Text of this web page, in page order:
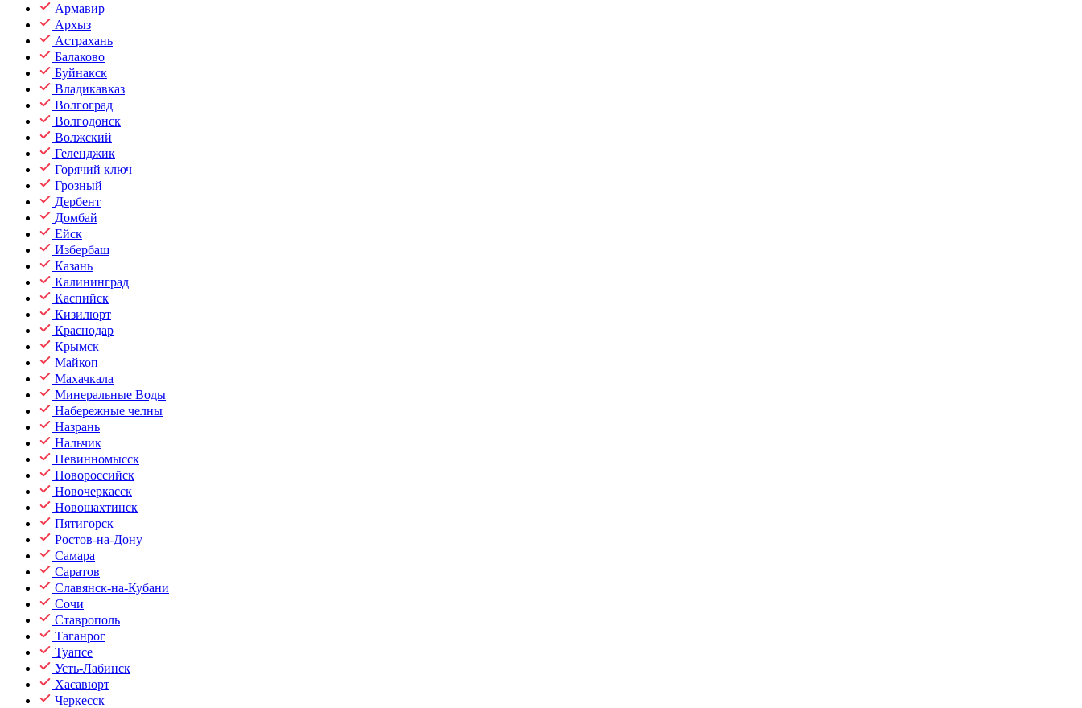
Армавир
Архыз
Астрахань
Балаково
Буйнакск
Владикавказ
Волгоград
Волгодонск
Волжский
Геленджик
Горячий ключ
Грозный
Дербент
Домбай
Ейск
Избербаш
Казань
Калининград
Каспийск
Кизилюрт
Краснодар
Крымск
Майкоп
Махачкала
Минеральные Воды
Набережные челны
Назрань
Нальчик
Невинномысск
Новороссийск
Новочеркасск
Новошахтинск
Пятигорск
Ростов-на-Дону
Самара
Саратов
Славянск-на-Кубани
Сочи
Ставрополь
Таганрог
Туапсе
Усть-Лабинск
Хасавюрт
Черкесск